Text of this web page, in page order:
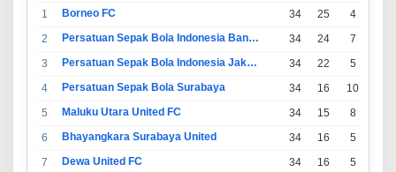
1 Borneo FC 34 25 4
2
Persatuan Sepak Bola Indonesia Bandung 34 24 7
3
Persatuan Sepak Bola Indonesia Jakarta 34 22 5
4
Persatuan Sepak Bola Surabaya 34 16 10
5
Maluku Utara United FC 34 15 8
6
Bhayangkara Surabaya United 34 16 5
7
Dewa United FC 34 16 5